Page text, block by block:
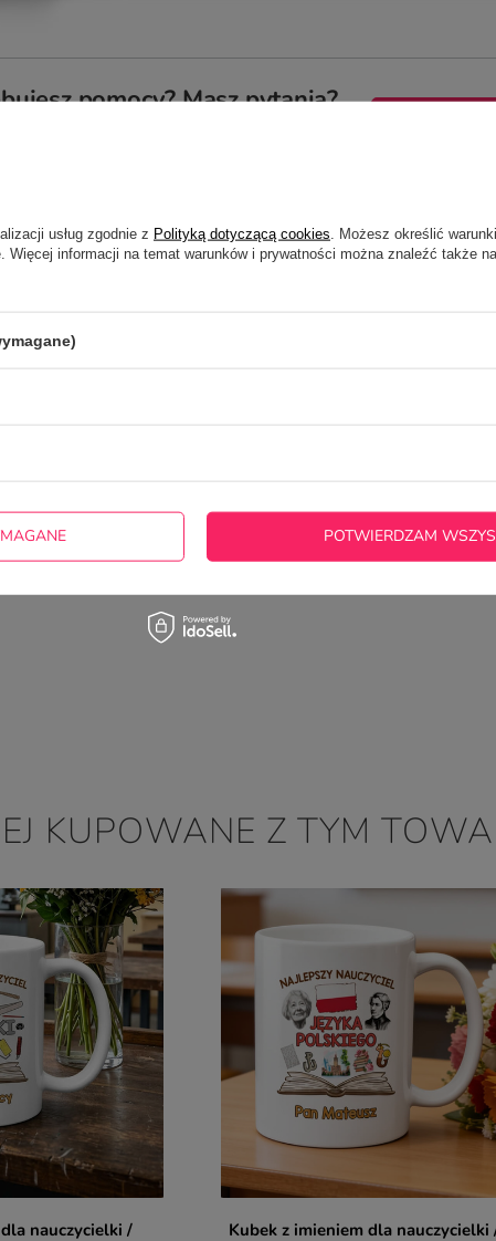
pomocy? Masz pytania?
DLA NAUCZYCIELKI /
5/5
KUPOWANE Z TYM
nauczycielki /
Kubek z imieniem dla nauczycielki
usług zgodnie z Polityką dotyczącą cookies . Możesz określić
Więcej informacji na temat warunków i prywatności można znaleźć także
POTWIERDZAM